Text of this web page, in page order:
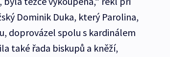
Dominik Duka, který Parolina,
doprovázel spolu s kardinálem
také řada biskupů a kněží,